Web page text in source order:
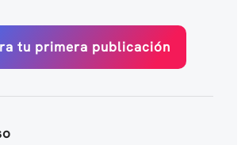
tu primera publicación